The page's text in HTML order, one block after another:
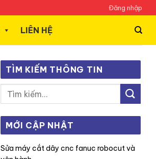
Đăng nhập
LIÊN HỆ
TÌM KIẾM THÔNG TIN
MỚI CẬP NHẬT
sửa máy cắt dây cnc fanuc robocut và